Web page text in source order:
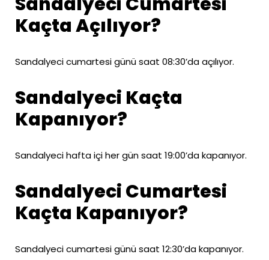
Kaçta Açılıyor?
Sandalyeci cumartesi günü saat 08:30’da açılıyor.
Sandalyeci Kaçta
Kapanıyor?
Sandalyeci hafta içi her gün saat 19:00’da kapanıyor.
Sandalyeci Cumartesi
Kaçta Kapanıyor?
Sandalyeci cumartesi günü saat 12:30’da kapanıyor.